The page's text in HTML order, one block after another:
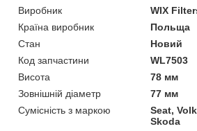
Виробник
WIX
Країна виробник
Польща
Стан
Новий
Код запчастини
WL7503
Висота
78 мм
Зовнішній діаметр
77 мм
Сумісність з маркою
Seat,
Skoda